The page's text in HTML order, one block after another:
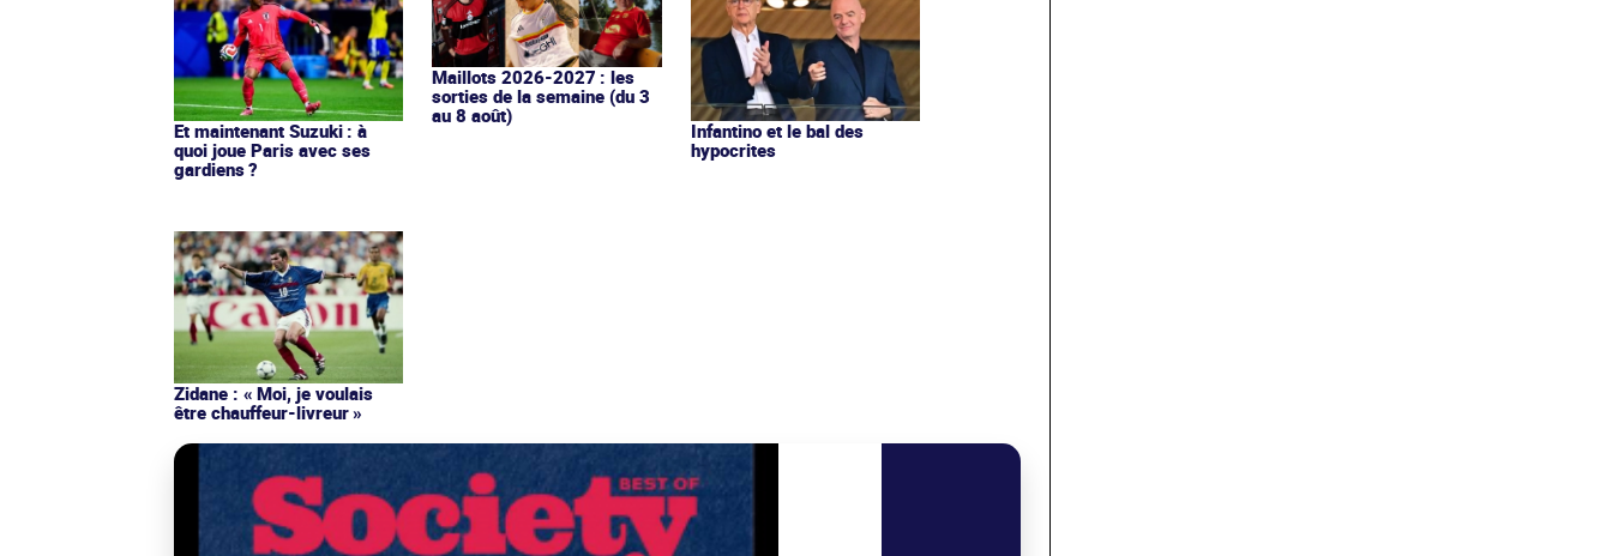
Et maintenant Suzuki : à
quoi joue Paris avec ses
gardiens ?
Maillots 2026-2027 : les
sorties de la semaine (du 3
au 8 août)
Infantino et le bal des
hypocrites
Zidane : « Moi, je voulais
être chauffeur-livreur »